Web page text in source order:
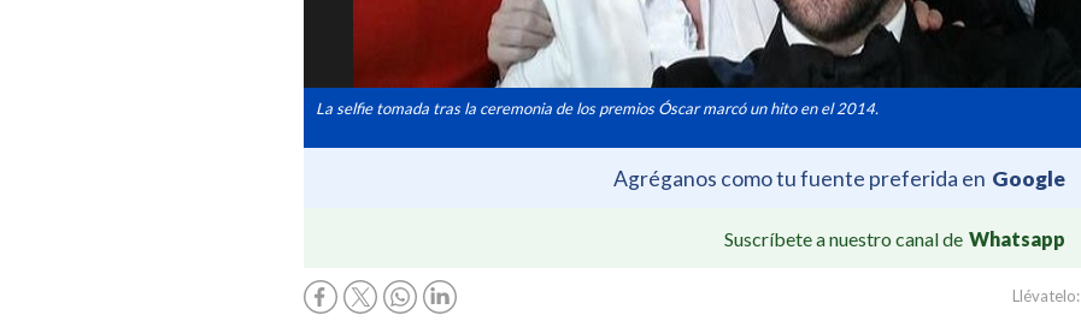
La selfie tomada tras la ceremonia de los premios Óscar marcó un hito en el 2014.
Agréganos como tu fuente preferida en Google
Suscríbete a nuestro canal de Whatsapp
Llévatelo: